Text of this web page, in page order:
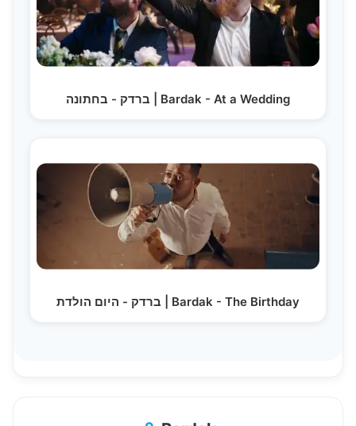
ברדק - בחתונה | Bardak - At a Wedding
ברדק - היום הולדת | Bardak - The Birthday